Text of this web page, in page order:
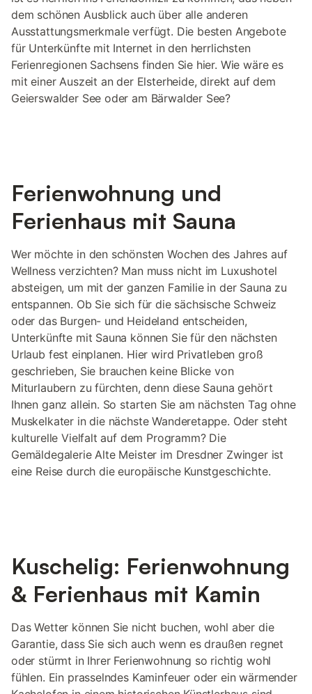
dem schönen Ausblick auch über alle anderen
Ausstattungsmerkmale verfügt. Die besten Angebote
für Unterkünfte mit Internet in den herrlichsten
Ferienregionen Sachsens finden Sie hier. Wie wäre es
mit einer Auszeit an der Elsterheide, direkt auf dem
Geierswalder See oder am Bärwalder See?
Ferienwohnung und
Ferienhaus mit Sauna
Wer möchte in den schönsten Wochen des Jahres auf
Wellness verzichten? Man muss nicht im Luxushotel
absteigen, um mit der ganzen Familie in der Sauna zu
entspannen. Ob Sie sich für die sächsische Schweiz
oder das Burgen- und Heideland entscheiden,
Unterkünfte mit Sauna können Sie für den nächsten
Urlaub fest einplanen. Hier wird Privatleben groß
geschrieben, Sie brauchen keine Blicke von
Miturlaubern zu fürchten, denn diese Sauna gehört
Ihnen ganz allein. So starten Sie am nächsten Tag ohne
Muskelkater in die nächste Wanderetappe. Oder steht
kulturelle Vielfalt auf dem Programm? Die
Gemäldegalerie Alte Meister im Dresdner Zwinger ist
eine Reise durch die europäische Kunstgeschichte.
Kuschelig: Ferienwohnung
& Ferienhaus mit Kamin
Das Wetter können Sie nicht buchen, wohl aber die
Garantie, dass Sie sich auch wenn es draußen regnet
oder stürmt in Ihrer Ferienwohnung so richtig wohl
fühlen. Ein prasselndes Kaminfeuer oder ein wärmender